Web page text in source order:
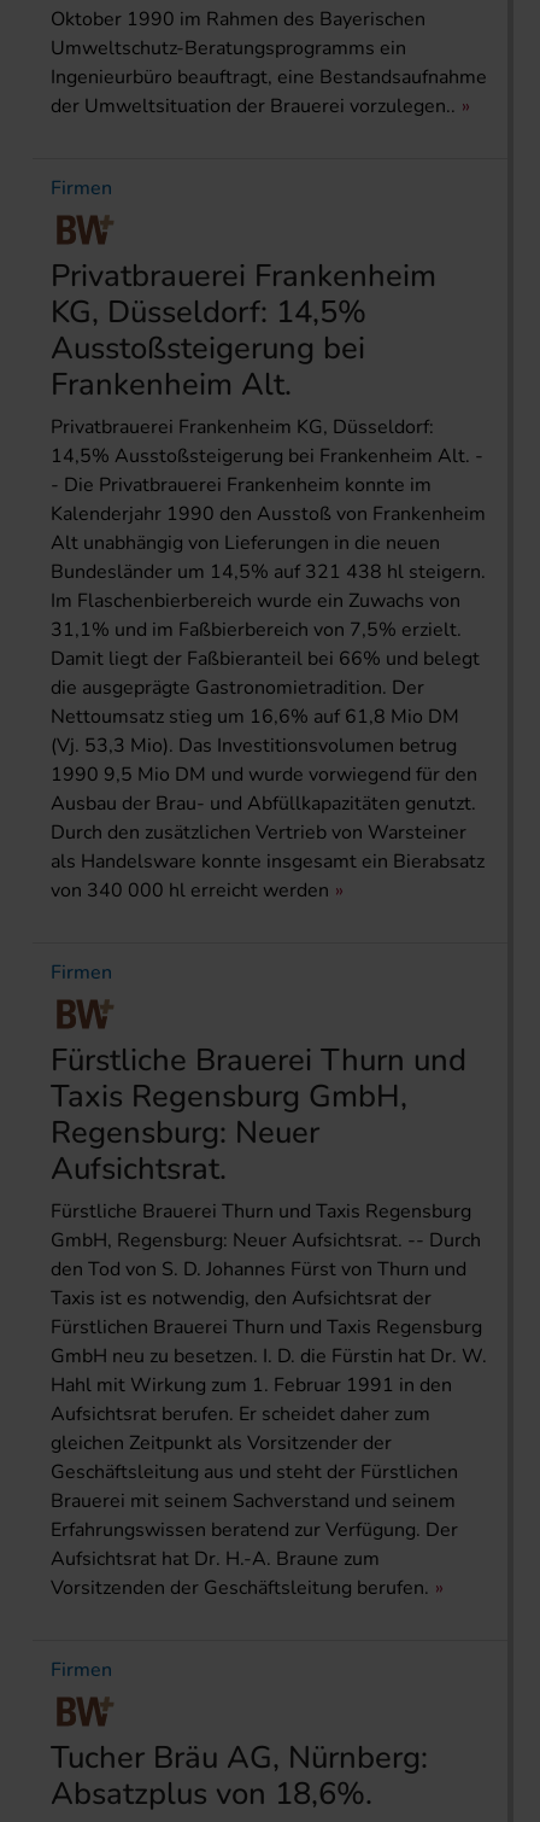
Oktober 1990 im Rahmen des Bayerischen
Umweltschutz-Beratungsprogramms ein
Ingenieurbüro beauftragt, eine Bestandsaufnahme
der Umweltsituation der Brauerei vorzulegen..
Firmen
Privatbrauerei Frankenheim
KG, Düsseldorf: 14,5%
Ausstoßsteigerung bei
Frankenheim Alt.
Privatbrauerei Frankenheim KG, Düsseldorf:
14,5% Ausstoßsteigerung bei Frankenheim Alt. -
- Die Privatbrauerei Frankenheim konnte im
Kalenderjahr 1990 den Ausstoß von Frankenheim
Alt unabhängig von Lieferungen in die neuen
Bundesländer um 14,5% auf 321 438 hl steigern.
Im Flaschenbierbereich wurde ein Zuwachs von
31,1% und im Faßbierbereich von 7,5% erzielt.
Damit liegt der Faßbieranteil bei 66% und belegt
die ausgeprägte Gastronomietradition. Der
Nettoumsatz stieg um 16,6% auf 61,8 Mio DM
(Vj. 53,3 Mio). Das Investitionsvolumen betrug
1990 9,5 Mio DM und wurde vorwiegend für den
Ausbau der Brau- und Abfüllkapazitäten genutzt.
Durch den zusätzlichen Vertrieb von Warsteiner
als Handelsware konnte insgesamt ein Bierabsatz
von 340 000 hl erreicht werden
Firmen
Fürstliche Brauerei Thurn und
Taxis Regensburg GmbH,
Regensburg: Neuer
Aufsichtsrat.
Fürstliche Brauerei Thurn und Taxis Regensburg
GmbH, Regensburg: Neuer Aufsichtsrat. -- Durch
den Tod von S. D. Johannes Fürst von Thurn und
Taxis ist es notwendig, den Aufsichtsrat der
Fürstlichen Brauerei Thurn und Taxis Regensburg
GmbH neu zu besetzen. I. D. die Fürstin hat Dr. W.
Hahl mit Wirkung zum 1. Februar 1991 in den
Aufsichtsrat berufen. Er scheidet daher zum
gleichen Zeitpunkt als Vorsitzender der
Geschäftsleitung aus und steht der Fürstlichen
Brauerei mit seinem Sachverstand und seinem
Erfahrungswissen beratend zur Verfügung. Der
Aufsichtsrat hat Dr. H.-A. Braune zum
Vorsitzenden der Geschäftsleitung berufen.
Firmen
Tucher Bräu AG, Nürnberg:
Absatzplus von 18,6%.